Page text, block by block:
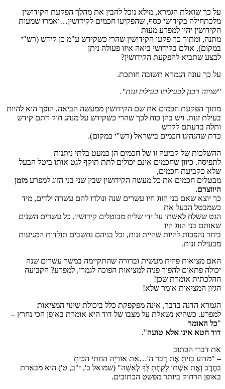
על כך שואלת הגמרא, מילא נוכל להבין את מהלך הפקעת הקידושין
מלכתחילה בקידושי כסף, שהפקיעו חכמים לקידושין…ואמרו שמעות
הקידושין יהיו למפרע מעות
מתנה, ומתוך כך פקעו הקידושין שהרי כשקידש ע"מ כן קידש (רש"י
במקום), אולם בקידושי ביאה איזו פעולה ניתן
לבצע שתביא להפקעת הקידושין?
על כך עונה הגמרא תשובה חותכת.
"שויוה רבנן לבעילתו בעילת זנות".
מתוך הפקעת חכמים את שם הקידושין ממעשה הביאה, הופך הוא להיות
בעילת זנות. ויש בהן כוח לכך שהרי כשקידש על מנהג חוק דתם קידש
ותלה בדעתם לקדש
כדת שהנהיגו חכמים בישראל (רש"י במקום).
ההשלכות של קביעה זו של חכמים הן כמעט בלתי ניתנות
לתפיסה. כיוון שחכמים אינם יכולים לתת תוקף לגט אותו ביטל הבעל
שלא כקביעת חכמים,
מבטלים חכמים את כל מעשה הקידושין שבין שני בני הזוג למפרע מזמן
היווצרם.
כך יוצא שאם בני הזוג חיו עשרים שנה ונולדו להם עשרה ילדים, מיד
כשמבטל הבעל את
הגט ששלח לאשתו על ידי שליח מבוטלים קידושיו, כל עשרים השנים
שאותם בני הזוג היו
ביחד נהפכות להיות שהיית זנות, וכל בניהם נחשבים תולדות המגיעות
מבעילת זנות.
האם מציאות פיזית מעשית וברורה שהתקיימה במשך עשרים שנה
יכולה פתאום להפוך פניה למציאות הפוכה לגמרי, למפרע? הקביעה
ההלכתית אומרת שכן!
הגיון המציאות אומר שלא!
הגמרא הדנה בדבר, אינה מפקפקת כלל ביכולת שינוי המציאות
למפרע. כשהיא נשאלת על מצבו של דוד היא אומרת באופן הכי נחרץ –
"כל האומר
דוד חטא אינו אלא טועה".
את דברי הכתוב
– "מַדּוּעַ בָּזִיתָ אֶת דְּבַר ה'…אֵת אוּרִיָּה הַחִתִּי הִכִּיתָ
בַחֶרֶב וְאֶת אִשְׁתּוֹ לָקַחְתָּ לְּךָ לְאִשָּׁה" (שמואל ב', י"ב, ט') היא מבארת
באופן הרחוק ביותר מפשט הכתובים.